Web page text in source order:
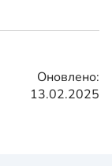
Оновлено:
13.02.2025